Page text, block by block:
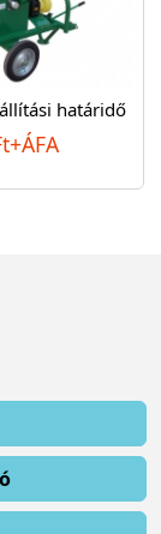
határidő